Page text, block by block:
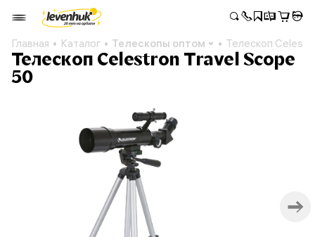
Главная Каталог Телескопы оптом Телескоп
Телескоп Celestron Travel Scope
50